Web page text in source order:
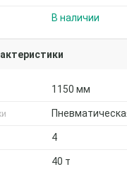
В наличии
1150 мм
4
40 т